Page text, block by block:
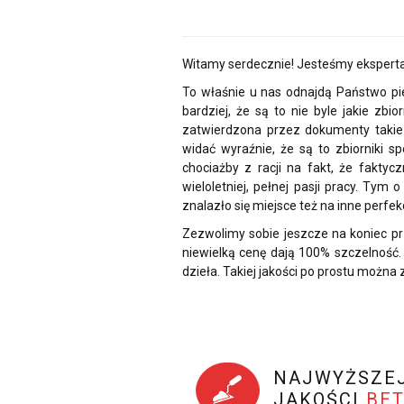
Witamy serdecznie! Jesteśmy
To właśnie u nas odnajdą Państwo
bardziej, że są to nie byle jakie
zatwierdzona przez dokumenty takie
widać wyraźnie, że są to zbiorniki
chociażby z racji na fakt, że
wieloletniej, pełnej pasji pracy. Tym
znalazło się miejsce też na inne
Zezwolimy sobie jeszcze na koniec
niewielką cenę dają 100%
dzieła. Takiej jakości po prostu
JAKOŚCI